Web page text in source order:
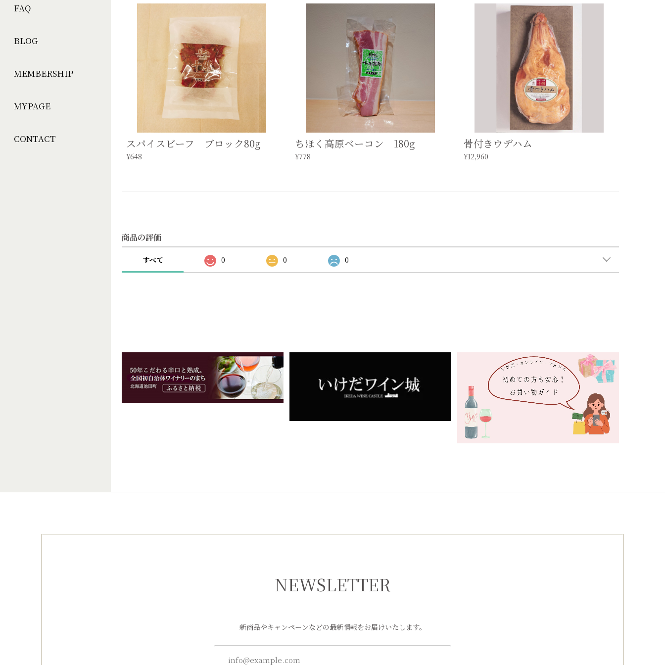
FAQ
BLOG
MEMBERSHIP
MYPAGE
CONTACT スパイスビーフ ブロック80g
¥648
ちほく高原ベーコン 180g
¥778
骨付きウデハム
¥12,960
商品の評価
すべて 0 0 0
NEWSLETTER
新商品やキャンペーンなどの最新情報をお届けいたします。